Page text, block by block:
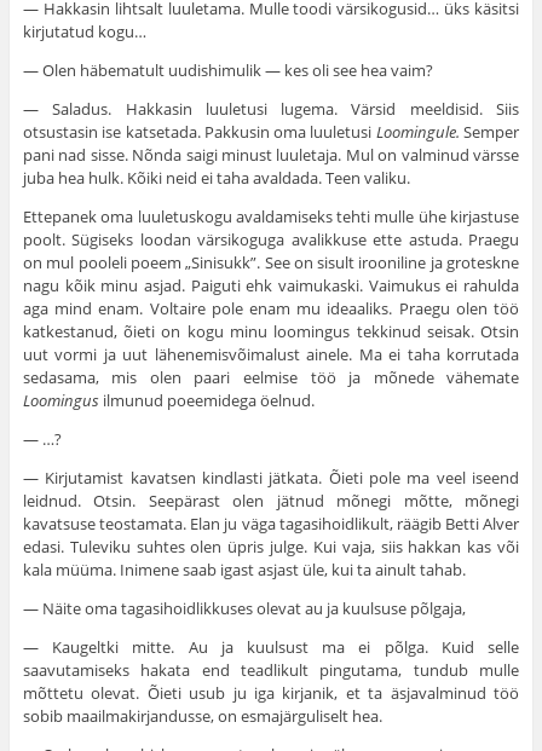
— Hakkasin lihtsalt luuletama. Mulle toodi värsikogusid… üks käsitsi
kirjutatud kogu…
— Olen häbematult uudishimulik — kes oli see hea vaim?
— Saladus. Hakkasin luuletusi lugema. Värsid meeldisid. Siis
otsustasin ise katsetada. Pakkusin oma luuletusi Loomingule.Semper
pani nad sisse. Nõnda saigi minust luuletaja. Mul on valminud värsse
juba hea hulk. Kõiki neid ei taha avaldada. Teen valiku.
Ettepanek oma luuletuskogu avaldamiseks tehti mulle ühe kirjastuse
poolt. Sügiseks loodan värsikoguga avalikkuse ette astuda. Praegu
on mul pooleli poeem „Sinisukk”. See on sisult irooniline ja groteskne
nagu kõik minu asjad. Paiguti ehk vaimukaski. Vaimukus ei rahulda
aga mind enam. Voltaire pole enam mu ideaaliks. Praegu olen töö
katkestanud, õieti on kogu minu loomingus tekkinud seisak. Otsin
uut vormi ja uut lähenemisvõimalust ainele. Ma ei taha korrutada
sedasama, mis olen paari eelmise töö ja mõnede vähemate
Loomingus ilmunud poeemidega öelnud.
— …?
— Kirjutamist kavatsen kindlasti jätkata. Õieti pole ma veel iseend
leidnud. Otsin. Seepärast olen jätnud mõnegi mõtte, mõnegi
kavatsuse teostamata. Elan ju väga tagasihoidlikult, räägib Betti Alver
edasi. Tuleviku suhtes olen üpris julge. Kui vaja, siis hakkan kas või
kala müüma. Inimene saab igast asjast üle, kui ta ainult tahab.
— Näite oma tagasihoidlikkuses olevat au ja kuulsuse põlgaja,
— Kaugeltki mitte. Au ja kuulsust ma ei põlga. Kuid selle
saavutamiseks hakata end teadlikult pingutama, tundub mulle
mõttetu olevat. Õieti usub ju iga kirjanik, et ta äsjavalminud töö
sobib maailmakirjandusse, on esmajärguliselt hea.